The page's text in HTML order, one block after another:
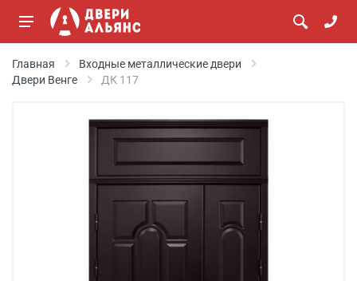
Главная
Входные металлические двери
Двери Венге
ДК 117